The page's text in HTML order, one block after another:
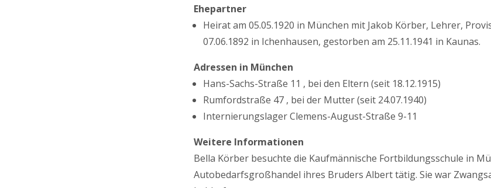
Ehepartner
Heirat am 05.05.1920 in München mit Jakob Körber, Lehrer,
07.06.1892 in Ichenhausen, gestorben am 25.11.1941 in Kaunas.
Adressen in München
Hans-Sachs-Straße 11 , bei den Eltern (seit 18.12.1915)
Rumfordstraße 47 , bei der Mutter (seit 24.07.1940)
Internierungslager Clemens-August-Straße 9-11
Weitere Informationen
Bella Körber besuchte die Kaufmännische Fortbildungsschule in
Autobedarfsgroßhandel ihres Bruders Albert tätig. Sie war